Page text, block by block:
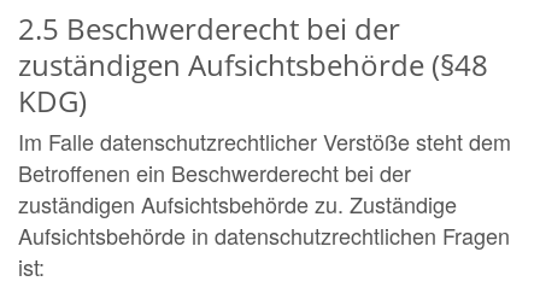
2.5 Beschwerderecht bei der
zuständigen Aufsichtsbehörde (§48
KDG)
Im Falle datenschutzrechtlicher Verstöße steht dem
Betroffenen ein Beschwerderecht bei der
zuständigen Aufsichtsbehörde zu. Zuständige
Aufsichtsbehörde in datenschutzrechtlichen Fragen
ist: